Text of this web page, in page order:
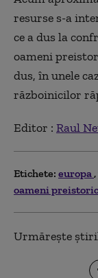
resurse s-a
ce a dus la
oameni
dus, în unele
războinicilor
Editor : Raul
Etichete: europa
oameni
Urmărește